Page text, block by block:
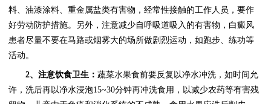
料、油漆涂料、重金属盐类有害物，经常性接触的工作人员，要作
好劳动防护措施。另外，注意减少自呼吸道吸入的有害物，白癜风
患者尽量不要在马路或烟雾大的场所做剧烈运动，如跑步、练功等
活动。
2、注意饮食卫生：蔬菜水果食前要反复以净水冲洗，如时间允
许，洗后再以净水浸泡15~30分钟再冲洗食用，以减少农药等有害残